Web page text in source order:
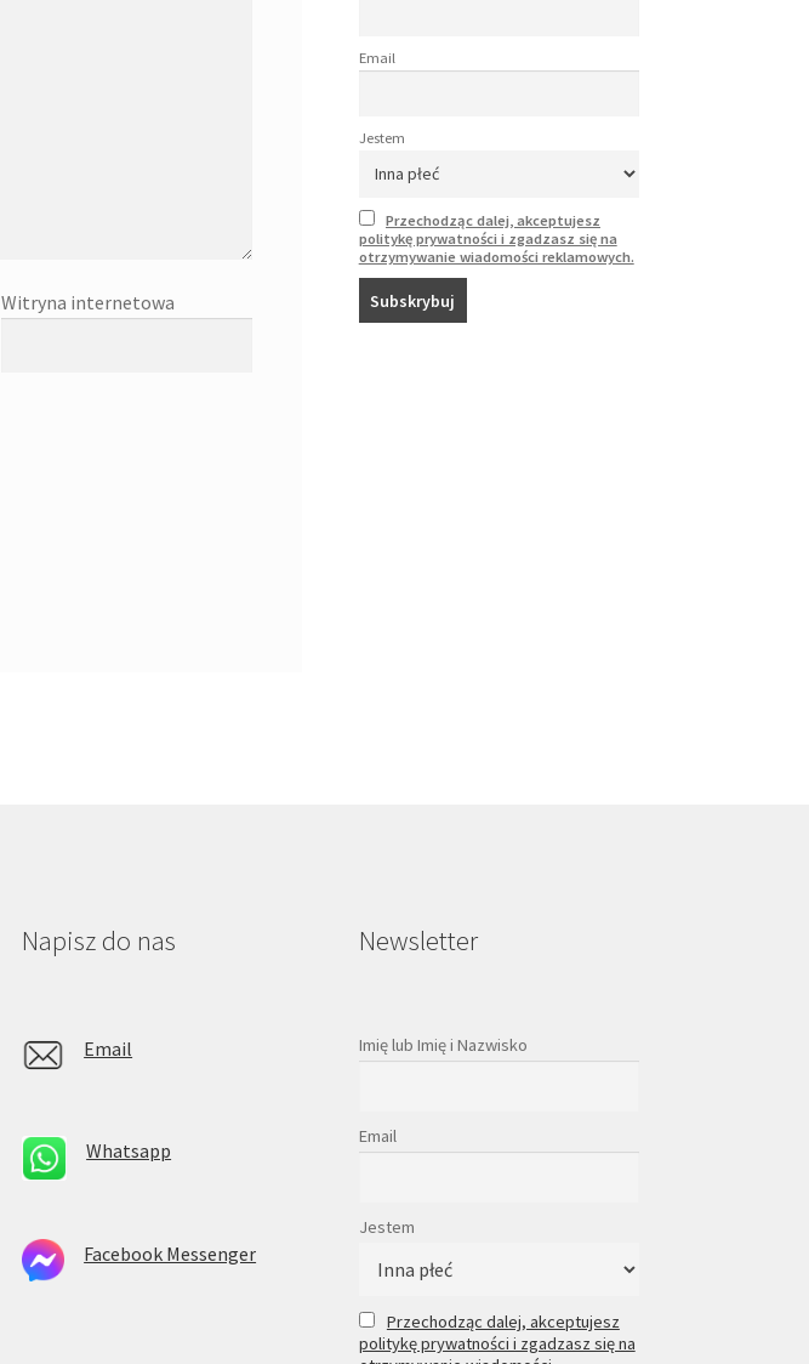
Witryna internetowa
Email
Jestem
Przechodząc dalej, akceptujesz
politykę prywatności i zgadzasz się na
otrzymywanie wiadomości reklamowych.
Napisz do nas
Email
Whatsapp
Facebook Messenger
Newsletter
Imię lub Imię i Nazwisko
Email
Jestem
Przechodząc dalej, akceptujesz
politykę prywatności i zgadzasz się na